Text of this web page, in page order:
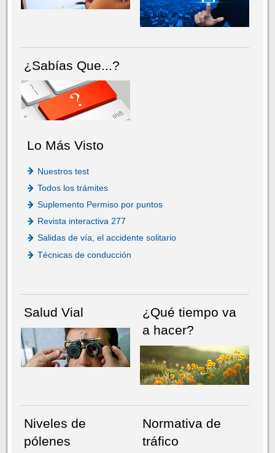
¿Sabías Que...?
Lo Más Visto
Nuestros test
Todos los trámites
Suplemento Permiso por puntos
Revista interactiva 277
Salidas de vía, el accidente solitario
Técnicas de conducción
Salud Vial
¿Qué tiempo va
a hacer?
Niveles de
pólenes
Normativa de
tráfico